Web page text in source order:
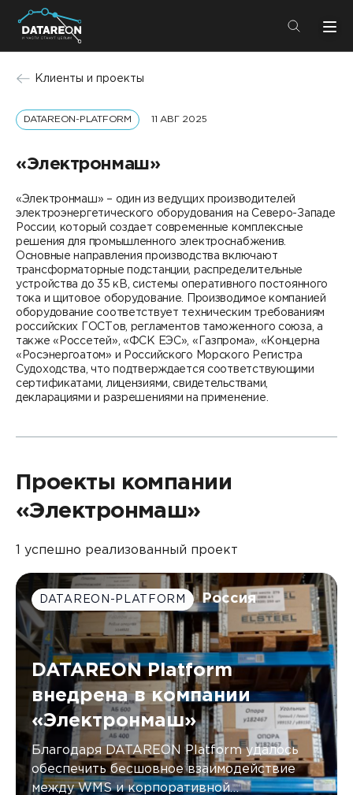
+7 (495) 280-08-01
Услуги
Партнеры
Импортозамещение
Компания
О компании
Карьера
Контакты
Клиенты и проекты
Решения
DATAREON Platform
DATAREON ESB
Пресс-центр
Новости
Услуги
Учебные курсы DATAREON
Техническая поддержка
Сертификация
Старт с Вендором
Партнеры
Партнерство с DATAREON
Партнеры DATAREON
Центр экспертизы
Документация
Книги DATAREON
Вебинары
Клиенты и проекты
DATAREON-PLATFORM 11 АВГ 2025
«Электронмаш»
«Электронмаш» – один из ведущих производителей
электроэнергетического оборудования на Северо-Западе
России, который создает современные комплексные
решения для промышленного электроснабженив.
Основные направления производства включают
трансформаторные подстанции, распределительные
устройства до 35 кВ, системы оперативного постоянного
тока и щитовое оборудование. Производимое компанией
оборудование соответствует техническим требованиям
российских ГОСТов, регламентов таможенного союза, а
также «Россетей», «ФСК ЕЭС», «Газпрома», «Концерна
«Росэнергоатом» и Российского Морского Регистра
Судоходства, что подтверждается соответствующими
сертификатами, лицензиями, свидетельствами,
декларациями и разрешениями на применение.
Проекты компании
«Электронмаш»
1 успешно реализованный проект
DATAREON-PLATFORM Россия
DATAREON Platform
внедрена в компании
«Электронмаш»
Благодаря DATAREON Platform удалось
обеспечить бесшовное взаимодействие
между WMS и корпоративной